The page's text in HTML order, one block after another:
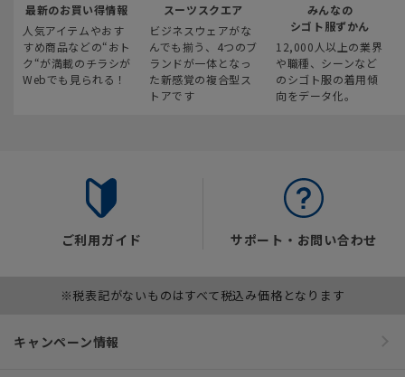
最新のお買い得情報
人気アイテムやおす
すめ商品などの“おト
ク“が満載のチラシが
Webでも見られる！
スーツスクエア
ビジネスウェアがな
んでも揃う、4つのブ
ランドが一体となっ
た新感覚の複合型ス
トアです
みんなの
シゴト服ずかん
12,000人以上の業界
や職種、シーンなど
のシゴト服の着用傾
向をデータ化。
ご利用ガイド サポート・お問い合わせ
※税表記がないものはすべて税込み価格となります
キャンペーン情報